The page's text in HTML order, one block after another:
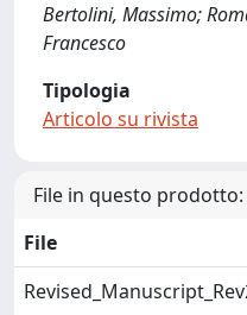
Bertolini, Massimo;
Francesco
Tipologia
Articolo su rivista
File in questo prodotto:
File